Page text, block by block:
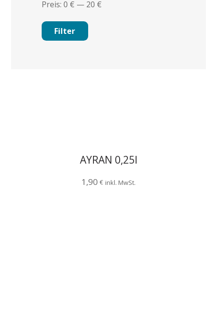
Preis
PreisFilter
Preis: 0 € — 20 €
AYRAN 0,25l
1,90 € inkl. MwSt.